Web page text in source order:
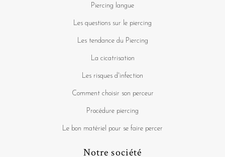
Piercing langue
Les questions sur le piercing
Les tendance du Piercing
La cicatrisation
Les risques d'infection
Comment choisir son perceur
Procédure piercing
Le bon matériel pour se faire percer
Notre société